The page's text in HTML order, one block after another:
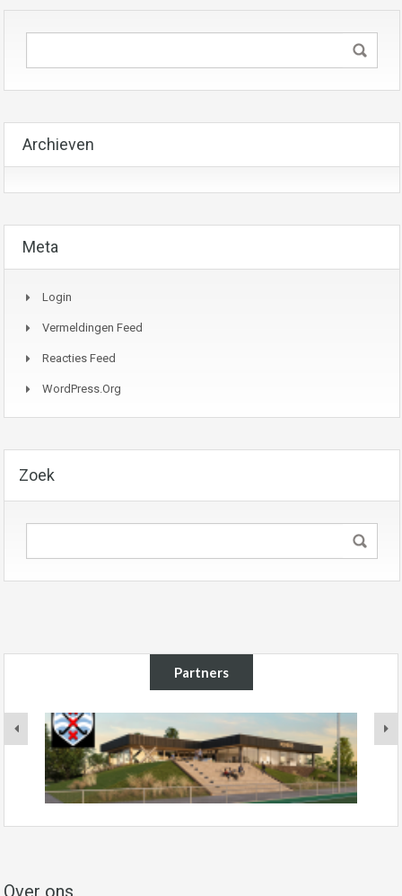
Archieven
Meta
Login
Vermeldingen Feed
Reacties Feed
WordPress.org
Zoek
Partners
Over ons